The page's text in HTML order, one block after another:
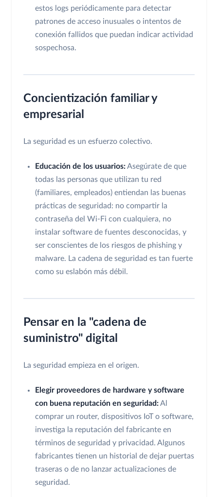
estos logs periódicamente para detectar
patrones de acceso inusuales o intentos de
conexión fallidos que puedan indicar actividad
sospechosa.
Concientización familiar y
empresarial
La seguridad es un esfuerzo colectivo.
Educación de los usuarios:Asegúrate de que
todas las personas que utilizan tu red
(familiares, empleados) entiendan las buenas
prácticas de seguridad: no compartir la
contraseña del Wi-Fi con cualquiera, no
instalar software de fuentes desconocidas, y
ser conscientes de los riesgos de phishing y
malware. La cadena de seguridad es tan fuerte
como su eslabón más débil.
Pensar en la "cadena de
suministro" digital
La seguridad empieza en el origen.
Elegir proveedores de hardware y software
con buena reputación en seguridad:Al
comprar un router, dispositivos IoT o software,
investiga la reputación del fabricante en
términos de seguridad y privacidad. Algunos
fabricantes tienen un historial de dejar puertas
traseras o de no lanzar actualizaciones de
seguridad.